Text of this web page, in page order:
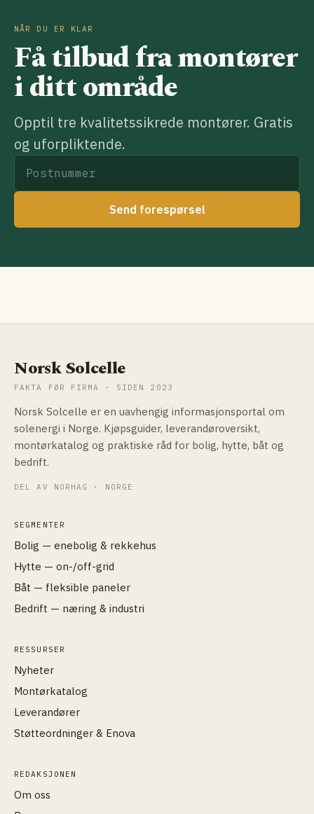
NÅR DU ER KLAR
Få tilbud fra montører
i ditt område
Opptil tre kvalitetssikrede montører. Gratis
og uforpliktende.
Send forespørsel
Norsk Solcelle
FAKTA FØR FIRMA · SIDEN 2023
Norsk Solcelle er en uavhengig informasjonsportal om
solenergi i Norge. Kjøpsguider, leverandøroversikt,
montørkatalog og praktiske råd for bolig, hytte, båt og
bedrift.
DEL AV NORHAG · NORGE
SEGMENTER
Bolig — enebolig & rekkehus
Hytte — on-/off-grid
Båt — fleksible paneler
Bedrift — næring & industri
RESSURSER
Nyheter
Montørkatalog
Leverandører
Støtteordninger & Enova
REDAKSJONEN
Om oss